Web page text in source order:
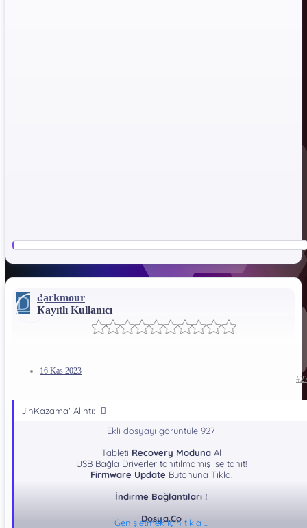
D
darkmour
Kayıtlı Kullanıcı
16 Kas 2023
JinKazama' Alıntı:
Ekli dosyayı görüntüle 927
Tableti Recovery ModunaAl
USB Bağla Driverler tanıtılmamış ise tanıt!
Firmware Update Butonuna Tıkla.
İndirme Bağlantıları !
Dosya.Co
Genişletmek için tıkla ...